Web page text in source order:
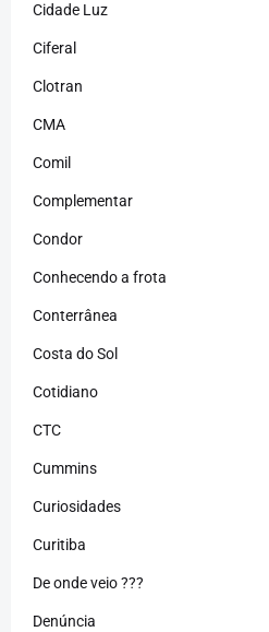
Cidade Luz
Ciferal
Clotran
CMA
Comil
Complementar
Condor
Conhecendo a frota
Conterrânea
Costa do Sol
Cotidiano
CTC
Cummins
Curiosidades
Curitiba
De onde veio ???
Denúncia